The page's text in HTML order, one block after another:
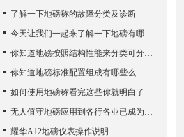
了解一下地磅称的故障分类及诊断
今天让我们一起来了解一下地磅有哪些特点吧
你知道地磅按照结构性能来分类可分为哪些么
你知道地磅标准配置组成有哪些么
如何使用地磅称看完这些你就明白了
无人值守地磅应用到各行各业已成为称重历史发展的潮流
耀华A12地磅仪表操作说明